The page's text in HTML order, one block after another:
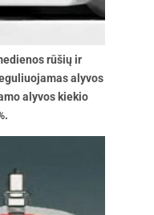
rūšių ir
alyvos
alyvos kiekio